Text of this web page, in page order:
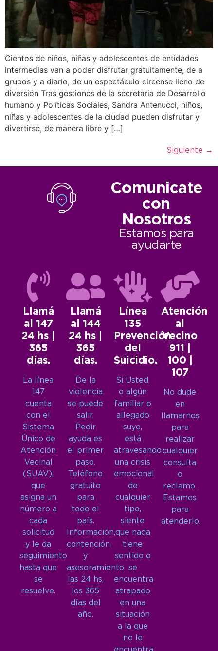
Cientos de niños, niñas y adolescentes de entidades
intermedias van a poder disfrutar gratuitamente, de a
grupos y a diario, de un espectáculo circense lleno de
diversión Tras gestiones de la secretaria de Desarrollo
humano y Políticas Sociales, Sandra Antenucci, niños,
niñas y adolescentes de la ciudad pueden disfrutar y
divertirse, de manera libre y […]
Siguiente →
Comunicate
con
Nosotros
Estamos para
ayudarte
Llamá
al 147
24 hs |
365
días.
La línea
147
cuenta
con el
Sistema
Único de
Atención
Vecinal
(SUAV),
que
asigna un
número a
cada
solicitud
y le da
seguimiento
hasta que
se
resuelve.
Llamá
al 144
24 hs |
365
días.
De la
violencia
se puede
salir.
Pedir
ayuda es
el primer
paso.
Teléfono
gratuito
para
todo el
país.
Información,
contención
y
asesoramiento
las 24 hs,
los 365
días del
año.
Línea
135
Prevención
del
Suicidio.
Si Usted,
o algún
familiar o
allegado
suyo,
está
atravesando
una crisis
emocional
de
cualquier
tipo,
siente
que nada
tiene
sentido o
se
encuentra
atrapado
en una
situación
a la que
no le
Atención
al
Vecino
911 |
100 |
107
No dude
en
llamarnos
para
realizar
cualquier
consulta
o
reclamo.
Estamos
para
atenderlo.